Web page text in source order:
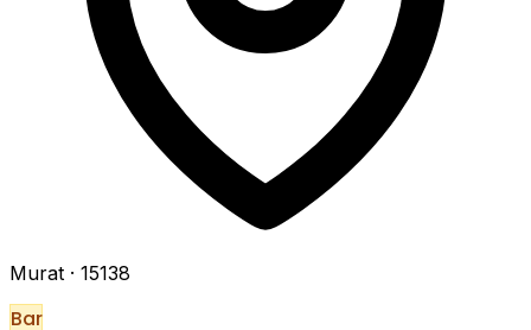
Murat · 15138
Bar